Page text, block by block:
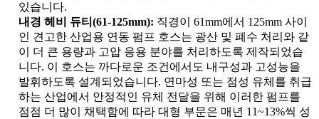
있습니다.
내경 헤비 듀티(61-125mm): 직경이 61mm에서 125mm 사이
인 견고한 산업용 연동 펌프 호스는 광산 및 폐수 처리와 같
이 더 큰 용량과 고압 응용 분야를 처리하도록 제작되었습
니다. 이 호스는 까다로운 조건에서도 내구성과 고성능을
발휘하도록 설계되었습니다. 연마성 또는 점성 유체를 취급
하는 산업에서 안정적인 유체 전달을 위해 이러한 펌프를
점점 더 많이 채택함에 따라 대형 부문은 매년 11~13%씩 성